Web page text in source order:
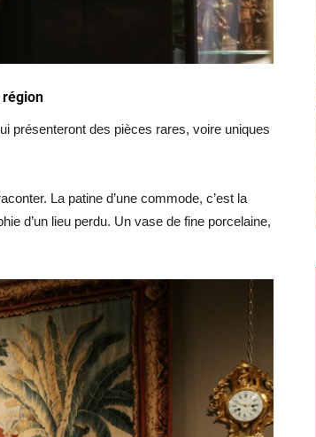
région
présenteront des pièces rares, voire uniques
La patine d’une commode, c’est la
d’un lieu perdu. Un vase de fine porcelaine,